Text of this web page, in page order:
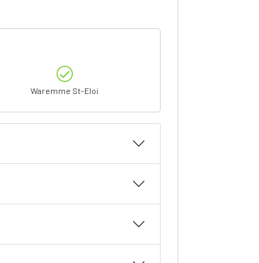
Waremme St-Eloi